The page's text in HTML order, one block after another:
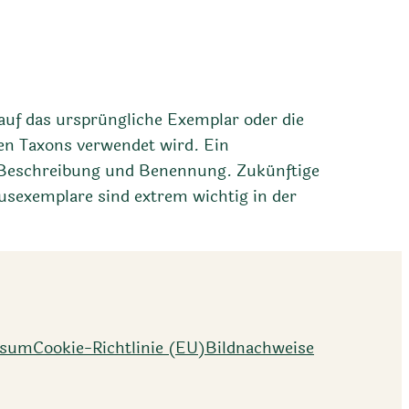
das ursprüngliche Exemplar oder die
Taxons verwendet wird. Ein
und Benennung. Zukünftige
sind extrem wichtig in der
Cookie-Richtlinie (EU)Bildnachweise